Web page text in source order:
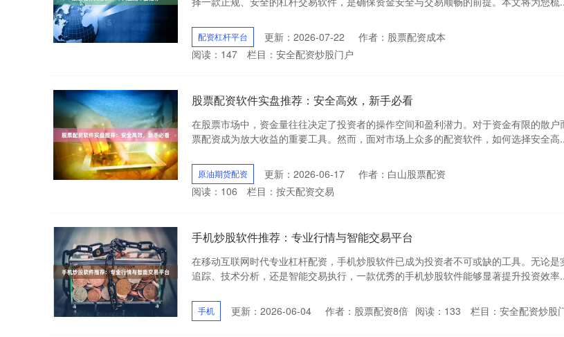
配资杠杆平台 更新：2026-07-22
作者：股票配资成本
阅读： 147 栏目： 安全配资炒股门户
股票配资软件实盘推荐：安全高效，新手必看
在股票市场中，资金量往往决定了投资者的操作空间和盈利潜力。对于资金有限的散户
票配资成为放大收益的重要工具。然而，面对市场上众多的配资软件，如何选择安全高
原油期货配资 更新：2026-06-17
作者：白山股票配资
阅读： 106 栏目： 按天配资交易
手机炒股软件推荐：专业行情与智能交易平台
在移动互联网时代专业杠杆配资，手机炒股软件已成为投资者不可或缺的工具。无论是
追踪、技术分析，还是智能交易执行，一款优秀的手机炒股软件能够显著提升投资效率
手机 更新：2026-06-04 作者：股票配资8倍 阅读： 133 栏目： 安全配资炒股